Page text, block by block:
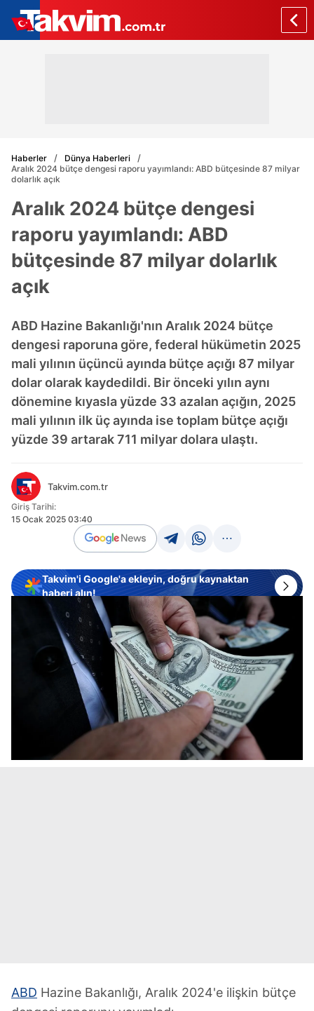
Haberler
Dünya Haberleri
Aralık 2024 bütçe dengesi raporu yayımlandı: ABD bütçesinde 87 milyar
dolarlık açık
Aralık 2024 bütçe dengesi
raporu yayımlandı: ABD
bütçesinde 87 milyar dolarlık
açık
ABD Hazine Bakanlığı'nın Aralık 2024 bütçe
dengesi raporuna göre, federal hükümetin 2025
mali yılının üçüncü ayında bütçe açığı 87 milyar
dolar olarak kaydedildi. Bir önceki yılın aynı
dönemine kıyasla yüzde 33 azalan açığın, 2025
mali yılının ilk üç ayında ise toplam bütçe açığı
yüzde 39 artarak 711 milyar dolara ulaştı.
Takvim.com.tr
Giriş Tarihi:
15 Ocak 2025 03:40
Takvim'i Google'a ekleyin, doğru kaynaktan
haberi alın!
ABD Hazine Bakanlığı, Aralık 2024'e ilişkin bütçe